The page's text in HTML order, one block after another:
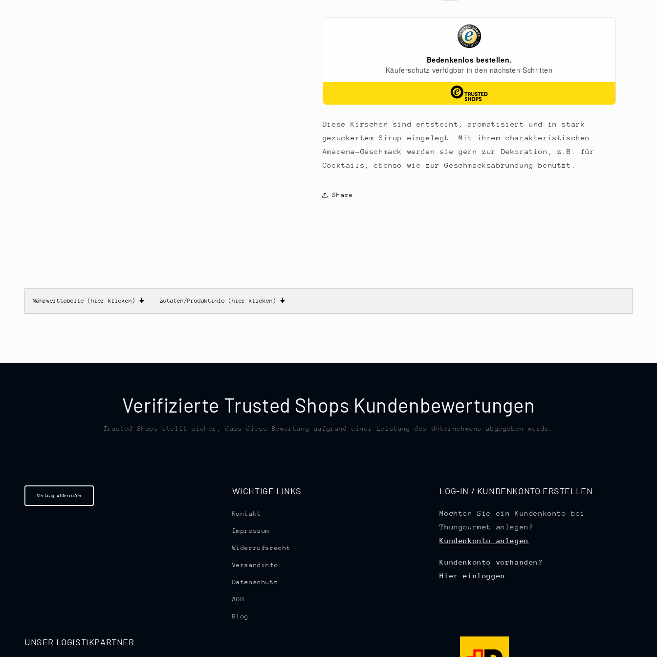
Sirup,
Sirup,
Diese Kirschen sind entsteint, aromatisiert und in stark
gezuckertem Sirup eingelegt. Mit ihrem charakteristischen
Amarena-Geschmack werden sie gern zur Dekoration, z.B. für
Cocktails, ebenso wie zur Geschmacksabrundung benutzt.
Share
Nährwerttabelle (hier klicken) 🠋 Zutaten/Produktinfo (hier klicken) 🠋
Verifizierte Trusted Shops Kundenbewertungen
Trusted Shops stellt sicher, dass diese Bewertung aufgrund einer Leistung des Unternehmens abgegeben wurde.
Vertrag widerrufen WICHTIGE LINKS
Kontakt
Impressum
Widerrufsrecht
Versandinfo
Datenschutz
AGB
Blog
LOG-IN / KUNDENKONTO ERSTELLEN
Möchten Sie ein Kundenkonto bei
Thungourmet anlegen?
Kundenkonto anlegen
Kundenkonto vorhanden?
Hier einloggen
UNSER LOGISTIKPARTNER